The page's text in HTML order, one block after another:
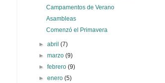
Campamentos de Verano
Asambleas
Comenzó el Primavera
►abril(7)
►marzo(9)
►febrero(9)
►enero(5)